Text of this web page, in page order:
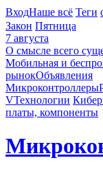
ВходНаше всё Теги
Закон Пятница
7 августа
О смысле всего
Мобильная и
рынокОбъявления
Микроконтроллеры
VТехнологии
платы, компоненты